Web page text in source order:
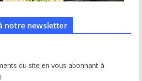
notre newsletter
du site en vous abonnant à